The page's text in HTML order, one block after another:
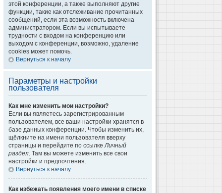
этой конференции, а также выполняют другие
функции, такие как отслеживание прочитанных
сообщений, если эта возможность включена
администратором. Если вы испытываете
трудности с входом на конференцию или
выходом с конференции, возможно, удаление
cookies может помочь.
Вернуться к началу
Параметры и настройки
пользователя
Как мне изменить мои настройки?
Если вы являетесь зарегистрированным
пользователем, все ваши настройки хранятся в
базе данных конференции. Чтобы изменить их,
щёлкните на имени пользователя вверху
страницы и перейдите по ссылкеЛичный
раздел. Там вы можете изменить все свои
настройки и предпочтения.
Вернуться к началу
Как избежать появления моего имени в списке